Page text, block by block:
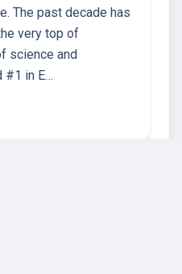
The past decade has
very top of
science and
#1 in E…